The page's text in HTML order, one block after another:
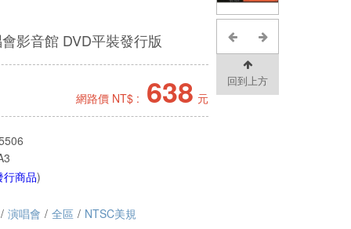
回到上方
影音館 DVD平裝發行版
網路價 NT$ : 638 元
行商品)
/ 演唱會 / 全區 / NTSC美規